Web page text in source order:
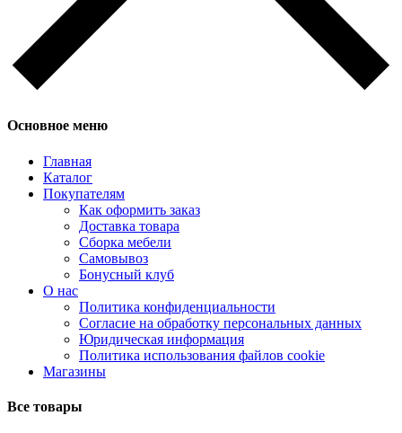
Основное меню
Главная
Каталог
Покупателям
Как оформить заказ
Доставка товара
Сборка мебели
Самовывоз
Бонусный клуб
О нас
Политика конфиденциальности
Согласие на обработку персональных данных
Юридическая информация
Политика использования файлов cookie
Магазины
Все товары